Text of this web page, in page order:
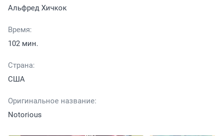
Альфред Хичкок
Время:
102 мин.
Страна:
США
Оригинальное название:
Notorious